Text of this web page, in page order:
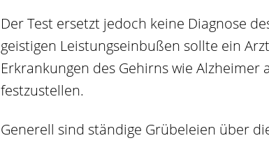
Der Test ersetzt jedoch keine Diagnose
geistigen Leistungseinbußen sollte ein
Erkrankungen des Gehirns wie Alzheimer
festzustellen.
Generell sind ständige Grübeleien über